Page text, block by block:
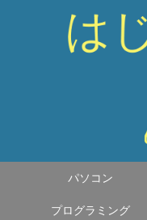
パソコン
プログラミング